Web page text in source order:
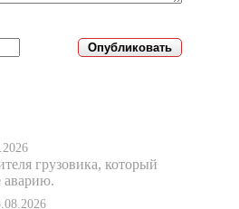
грузовика, который
аварию.